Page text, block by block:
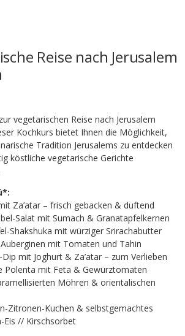
Reise nach Jerusalem
vegetarischen Reise nach Jerusalem
Kochkurs bietet Ihnen die Möglichkeit,
Tradition Jerusalems zu entdecken
köstliche vegetarische Gerichte
Za’atar – frisch gebacken & duftend
Salat mit Sumach & Granatapfelkernen
Shakshuka mit würziger Srirachabutter
mit Tomaten und Tahin
mit Joghurt & Za’atar – zum Verlieben
Polenta mit Feta & Gewürztomaten
Möhren & orientalischen
Zitronen-Kuchen & selbstgemachtes
Eis // Kirschsorbet